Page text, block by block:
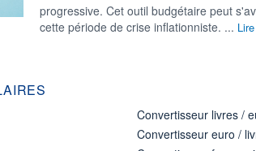
progressive. Cet outil budgétaire peut
cette période de crise inflationniste. ...
Convertisseur livres /
Convertisseur euro /